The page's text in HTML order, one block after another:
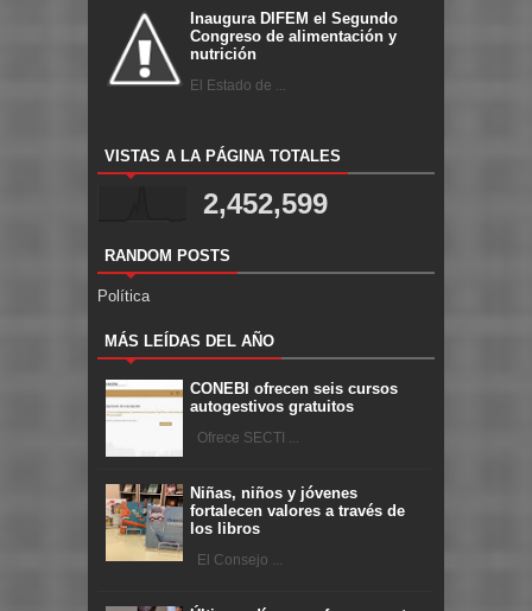
Inaugura DIFEM el Segundo
Congreso de alimentación y
nutrición
El Estado de ...
VISTAS A LA PÁGINA TOTALES
2,452,599
RANDOM POSTS
Política
MÁS LEÍDAS DEL AÑO
CONEBI ofrecen seis cursos
autogestivos gratuitos
Ofrece SECTI ...
Niñas, niños y jóvenes
fortalecen valores a través de
los libros
El Consejo ...